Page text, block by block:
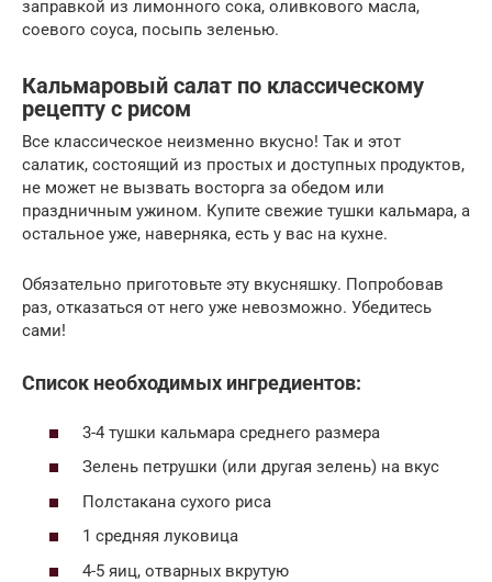
заправкой из лимонного сока, оливкового масла,
соевого соуса, посыпь зеленью.
Кальмаровый салат по классическому
рецепту с рисом
Все классическое неизменно вкусно! Так и этот
салатик, состоящий из простых и доступных продуктов,
не может не вызвать восторга за обедом или
праздничным ужином. Купите свежие тушки кальмара, а
остальное уже, наверняка, есть у вас на кухне.
Обязательно приготовьте эту вкусняшку. Попробовав
раз, отказаться от него уже невозможно. Убедитесь
сами!
Список необходимых ингредиентов:
3-4 тушки кальмара среднего размера
Зелень петрушки (или другая зелень) на вкус
Полстакана сухого риса
1 средняя луковица
4-5 яиц, отварных вкрутую